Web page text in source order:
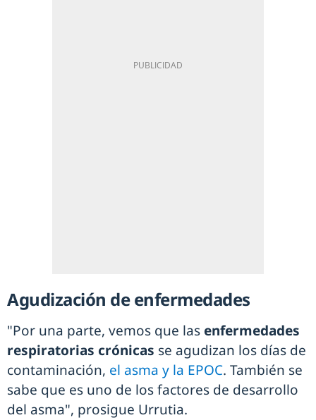
Agudización de enfermedades
"Por una parte, vemos que las enfermedades
respiratorias crónicas se agudizan los días de
contaminación, el asma y la EPOC. También se
sabe que es uno de los factores de desarrollo
del asma", prosigue Urrutia.